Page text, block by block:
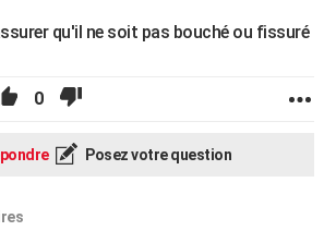
qu'il ne soit pas bouché ou fissuré
0
Posez votre question